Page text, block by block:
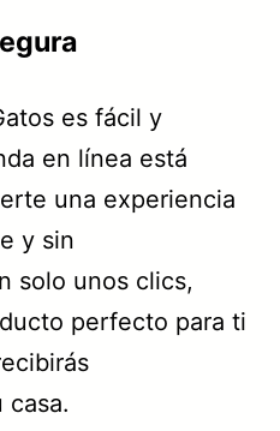
es fácil y
en línea está
una experiencia
y sin
solo unos clics,
perfecto para ti
casa.